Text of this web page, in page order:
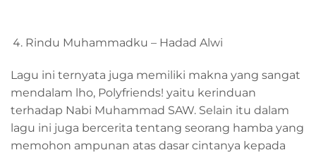
Rindu Muhammadku – Hadad Alwi
Lagu ini ternyata juga memiliki makna yang sangat
mendalam lho, Polyfriends! yaitu kerinduan
terhadap Nabi Muhammad SAW. Selain itu dalam
lagu ini juga bercerita tentang seorang hamba yang
memohon ampunan atas dasar cintanya kepada